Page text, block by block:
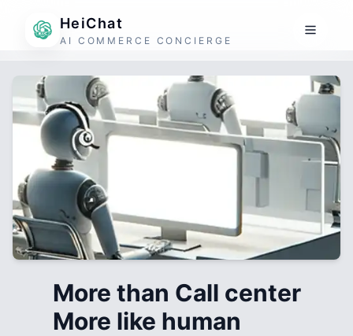
HeiChat
AI COMMERCE CONCIERGE
More than Call center
More like human